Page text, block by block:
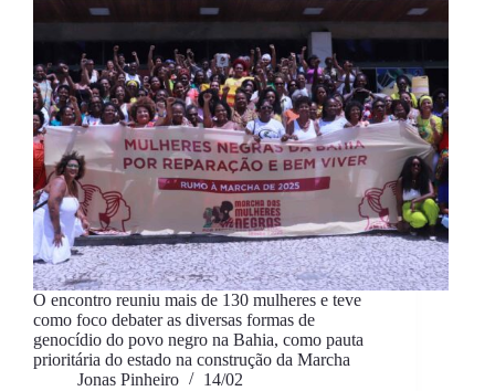
O encontro reuniu mais de 130 mulheres e teve
como foco debater as diversas formas de
genocídio do povo negro na Bahia, como pauta
prioritária do estado na construção da Marcha
Jonas Pinheiro
14/02